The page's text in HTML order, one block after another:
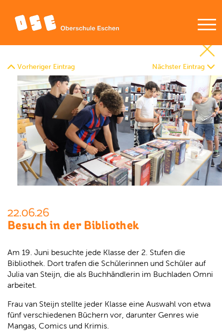
Vorheriger Eintrag Nächster Eintrag
22.06.26
Besuch in der Bibliothek
Am 19. Juni besuchte jede Klasse der 2. Stufen die
Bibliothek. Dort trafen die Schülerinnen und Schüler auf
Julia van Steijn, die als Buchhändlerin im Buchladen Omni
arbeitet.
Frau van Steijn stellte jeder Klasse eine Auswahl von etwa
fünf verschiedenen Büchern vor, darunter Genres wie
Mangas, Comics und Krimis.